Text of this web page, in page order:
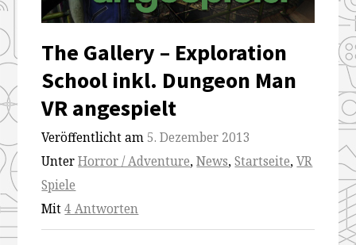
The Gallery – Exploration
School inkl. Dungeon Man
VR angespielt
Veröffentlicht am5. Dezember 2013
UnterHorror / Adventure,News,Startseite,VR
Spiele
Mit4 Antworten